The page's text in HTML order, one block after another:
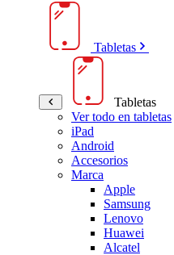
Tabletas
Tabletas
Ver todo en tabletas
iPad
Android
Accesorios
Marca
Apple
Samsung
Lenovo
Huawei
Alcatel